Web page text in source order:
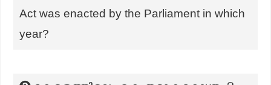
Act was enacted by the Parliament in which
year?